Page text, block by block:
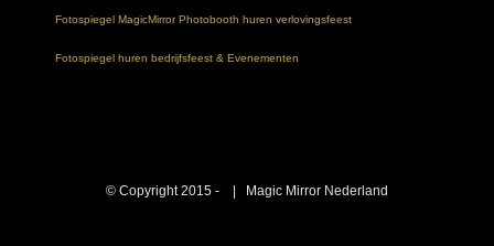
Fotospiegel MagicMirror Photobooth huren verlovingsfeest
Fotospiegel huren bedrijfsfeest & Evenementen
© Copyright 2015 - | Magic Mirror Nederland